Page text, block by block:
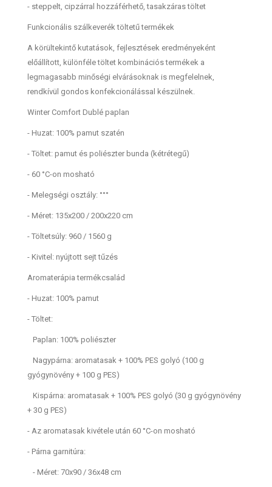
- steppelt, cipzárral hozzáférhető, tasakzáras töltet
Funkcionális szálkeverék töltetű termékek
A körültekintő kutatások, fejlesztések eredményeként
előállított, különféle töltet kombinációs termékek a
legmagasabb minőségi elvárásoknak is megfelelnek,
rendkívül gondos konfekcionálással készülnek.
Winter Comfort Dublé paplan
- Huzat: 100% pamut szatén
- Töltet: pamut és poliészter bunda (kétrétegű)
- 60 °C-on mosható
- Melegségi osztály: °°°
- Méret: 135x200 / 200x220 cm
- Töltetsúly: 960 / 1560 g
- Kivitel: nyújtott sejt tűzés
Aromaterápia termékcsalád
- Huzat: 100% pamut
- Töltet:
Paplan: 100% poliészter
Nagypárna: aromatasak + 100% PES golyó (100 g
gyógynövény + 100 g PES)
Kispárna: aromatasak + 100% PES golyó (30 g gyógynövény
+ 30 g PES)
- Az aromatasak kivétele után 60 °C-on mosható
- Párna garnitúra:
- Méret: 70x90 / 36x48 cm